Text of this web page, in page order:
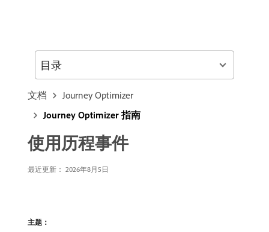
文档
Journey Optimizer
Journey Optimizer 指南
使用历程事件
最近更新： 2026年8月5日
主题：
目录